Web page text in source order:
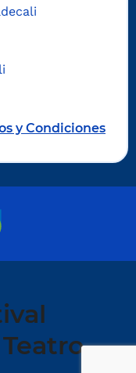
y Condiciones